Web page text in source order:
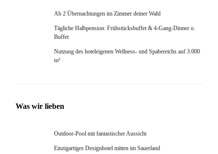
Ab 2 Übernachtungen im Zimmer deiner Wahl
Tägliche Halbpension: Frühstücksbuffet & 4-Gang-Dinner o.
Buffet
Nutzung des hoteleigenen Wellness- und Spabereichs auf 3.000
m²
Was wir lieben
Outdoor-Pool mit fantastischer Aussicht
Einzigartiges Designhotel mitten im Sauerland